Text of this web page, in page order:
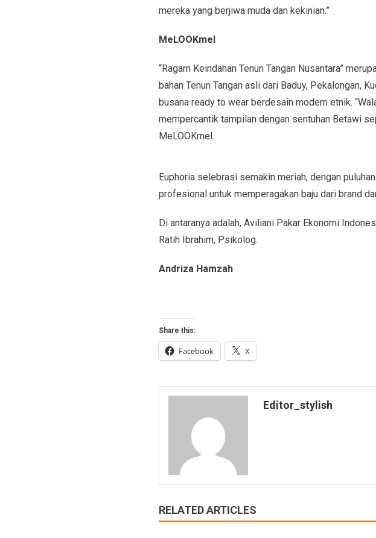
mereka yang berjiwa muda dan kekinian.”
MeLOOKmel
“Ragam Keindahan Tenun Tangan Nusantara”
bahan Tenun Tangan asli dari Baduy, Pekalongan,
busana ready to wear berdesain modern etnik.
mempercantik tampilan dengan sentuhan Betawi
MeLOOKmel.
Euphoria selebrasi semakin meriah, dengan
profesional untuk memperagakan baju dari brand
Di antaranya adalah, Aviliani Pakar Ekonomi
Ratih Ibrahim, Psikolog.
Andriza Hamzah
Share this:
Facebook X
Editor_stylish
RELATED ARTICLES